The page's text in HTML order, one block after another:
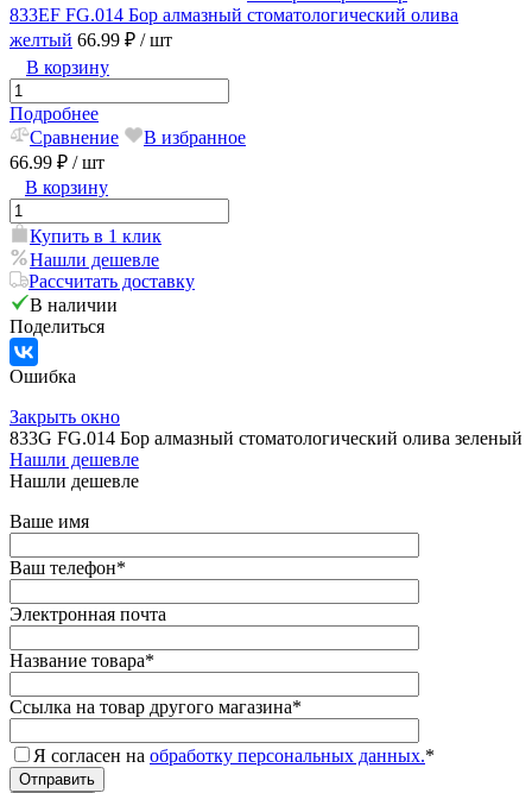
833EF FG.014 Бор алмазный стоматологический олива
желтый 66.99 ₽ / шт
В корзину
Подробнее
Сравнение
В избранное
66.99 ₽ / шт
В корзину
Купить в 1 клик
Нашли дешевле
Рассчитать доставку
В наличии
Поделиться
Ошибка
Закрыть окно
833G FG.014 Бор алмазный стоматологический олива зеленый
Нашли дешевле
Нашли дешевле
Ваше имя
Ваш телефон*
Электронная почта
Название товара*
Ссылка на товар другого магазина*
Я согласен на обработку персональных данных.*